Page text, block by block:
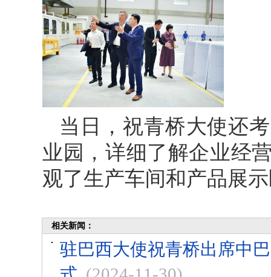
当日，祝青桥大使还
业园，详细了解企业经
观了生产车间和产品展
相关新闻：
驻巴西大使祝青桥出席中